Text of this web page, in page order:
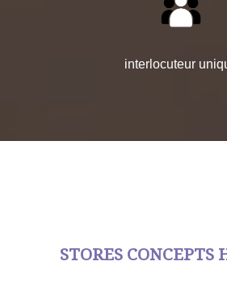
interlocuteur
STORES CONCEPTS